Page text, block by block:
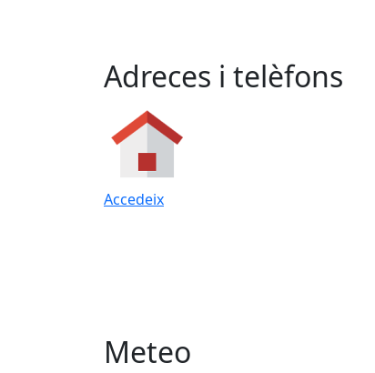
Adreces i telèfons
Accedeix
Meteo